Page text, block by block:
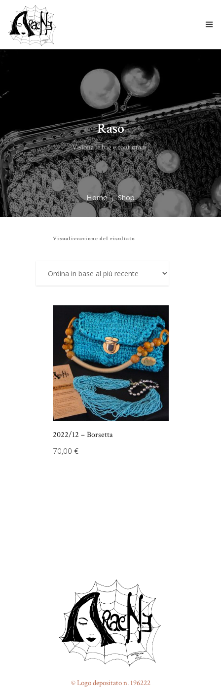
BLOG
CONTATTI
Raso
Visiona le bag e contattami
Home Shop
Visualizzazione del risultato
2022/12 – Borsetta
70,00 €
© Logo depositato n. 196222